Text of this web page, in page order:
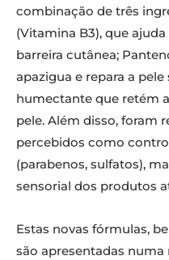
combinação de três
(Vitamina B3), que
barreira cutânea;
apazigua e repara a pele
humectante que retém
pele. Além disso, foram
percebidos como
(parabenos, sulfatos),
sensorial dos produtos
Estas novas fórmulas,
são apresentadas